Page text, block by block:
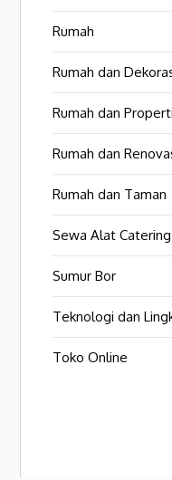
Rumah
Rumah dan
Rumah dan Properti
Rumah dan
Rumah dan Taman
Sewa Alat Catering
Sumur Bor
Teknologi dan
Toko Online